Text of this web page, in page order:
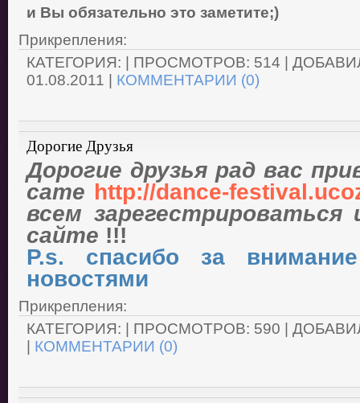
и Вы обязательно это заметите;)
Прикрепления:
КАТЕГОРИЯ:
| ПРОСМОТРОВ: 514 |
01.08.2011
КОММЕНТАРИИ (0)
Дорогие Друзья
Дорогие друзья рад вас
сате http://dance-
всем
сайте !!!
P.s. спасибо за
новостями
Прикрепления:
КАТЕГОРИЯ:
| ПРОСМОТРОВ: 590 |
КОММЕНТАРИИ (0)